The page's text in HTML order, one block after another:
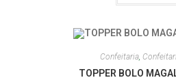
Confeitaria,
TOPPER BOLO